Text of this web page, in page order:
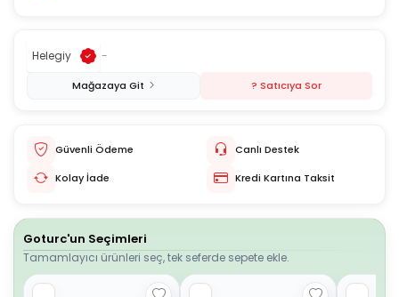
Helegiy -
Mağazaya Git ? Satıcıya Sor
Güvenli Ödeme
Canlı Destek
Kolay İade
Kredi Kartına Taksit
Goturc'un Seçimleri
Tamamlayıcı ürünleri seç, tek seferde sepete ekle.